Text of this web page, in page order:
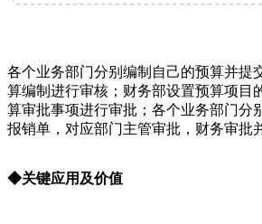
各个业务部门分别编制自己的预算并提
算编制进行审核；财务部设置预算项目
算审批事项进行审批；各个业务部门分
报销单，对应部门主管审批，财务审批
◆关键应用及价值